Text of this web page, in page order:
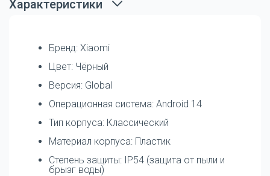
Характеристики
Бренд: Xiaomi
Цвет: Чёрный
Версия: Global
Операционная система: Android 14
Тип корпуса: Классический
Материал корпуса: Пластик
Степень защиты: IP54 (защита от пыли и
брызг воды)